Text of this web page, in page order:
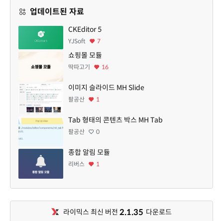
업데이트된 자료
CKEditor 5
YJSoft 7
쇼핑몰 모듈
딱따고기 16
이미지 슬라이드 MH Slide
팔공산 1
Tab 형태의 콘텐츠 박스 MH Tab
팔공산 0
종합 알림 모듈
리버스 1
라이믹스 최신 버전 2.1.35 다운로드